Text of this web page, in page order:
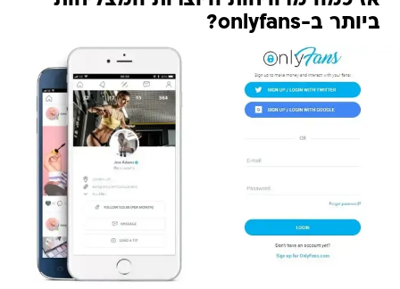
ביותר ב-onlyfans?